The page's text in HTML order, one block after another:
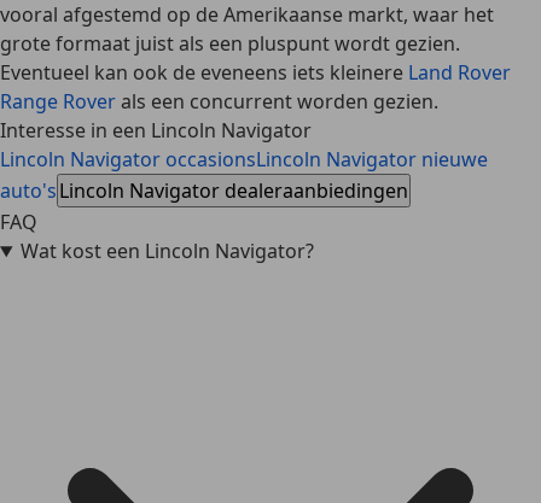
vooral afgestemd op de Amerikaanse markt, waar het
grote formaat juist als een pluspunt wordt gezien.
Eventueel kan ook de eveneens iets kleinere Land Rover
Range Roverals een concurrent worden gezien.
Interesse in een Lincoln Navigator
Lincoln Navigator occasionsLincoln Navigator nieuwe
auto'sLincoln Navigator dealeraanbiedingen
FAQ
Wat kost een Lincoln Navigator?